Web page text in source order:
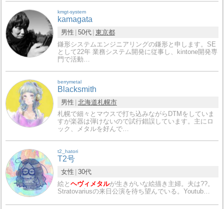
kmgt-system
kamagata
男性 50代 東京都
鎌形システムエンジニアリングの鎌形と申します。SE
として22年 業務システム開発に従事し、kintone開発専
門で活動…
berrymetal
Blacksmith
男性 北海道札幌市
札幌で細々とマウスで打ち込みながらDTMをしていま
すが楽器は弾けないので試行錯誤しています。主にロ
ック、メタルを好んで…
t2_hatori
T2号
女性 30代
絵とヘヴィメタルが生きがいな絵描き主婦。夫は??。
Stratovariusの来日公演を待ち望んでいる。Youtub…